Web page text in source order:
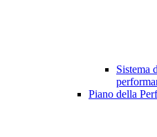
Sistema
Piano della